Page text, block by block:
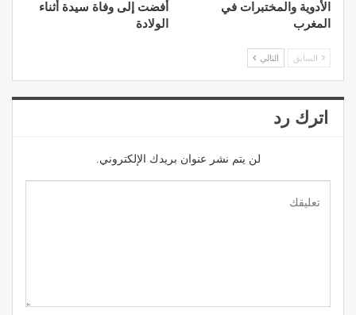
الأدوية والمختبرات في
المغرب
أفضت إلى وفاة سيدة أثناء
الولادة
السابق التالي
اترك رد
لن يتم نشر عنوان بريدك الإلكتروني.